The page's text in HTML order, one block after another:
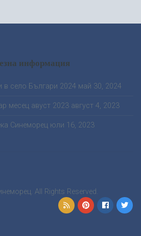
информация
в село Българи 2024 май 30, 2024
месец авуст 2023 август 4, 2023
Синеморец юли 16, 2023
All Rights Reserved.